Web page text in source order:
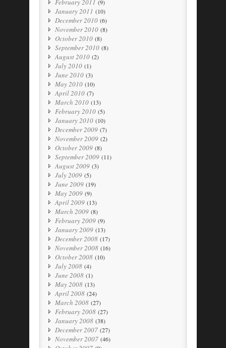
February 2011 (9)
January 2011 (10)
December 2010 (6)
November 2010 (8)
October 2010 (8)
September 2010 (8)
August 2010 (2)
July 2010 (1)
June 2010 (3)
May 2010 (10)
April 2010 (7)
March 2010 (13)
February 2010 (5)
January 2010 (10)
December 2009 (7)
November 2009 (2)
October 2009 (8)
September 2009 (11)
August 2009 (3)
July 2009 (5)
June 2009 (19)
May 2009 (9)
April 2009 (13)
March 2009 (8)
February 2009 (9)
January 2009 (13)
December 2008 (17)
November 2008 (16)
October 2008 (10)
July 2008 (4)
June 2008 (1)
May 2008 (13)
April 2008 (24)
March 2008 (27)
February 2008 (27)
January 2008 (38)
December 2007 (27)
November 2007 (46)